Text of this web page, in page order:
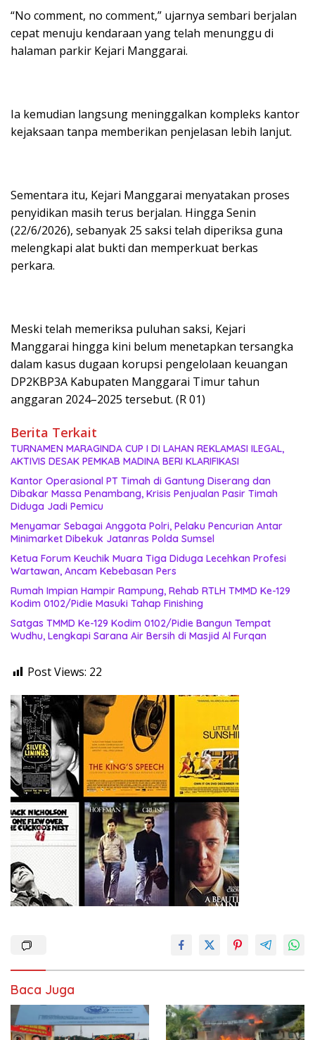
“No comment, no comment,” ujarnya sembari berjalan
cepat menuju kendaraan yang telah menunggu di
halaman parkir Kejari Manggarai.
Ia kemudian langsung meninggalkan kompleks kantor
kejaksaan tanpa memberikan penjelasan lebih lanjut.
Sementara itu, Kejari Manggarai menyatakan proses
penyidikan masih terus berjalan. Hingga Senin
(22/6/2026), sebanyak 25 saksi telah diperiksa guna
melengkapi alat bukti dan memperkuat berkas
perkara.
Meski telah memeriksa puluhan saksi, Kejari
Manggarai hingga kini belum menetapkan tersangka
dalam kasus dugaan korupsi pengelolaan keuangan
DP2KBP3A Kabupaten Manggarai Timur tahun
anggaran 2024–2025 tersebut. (R 01)
Berita Terkait
TURNAMEN MARAGINDA CUP I DI LAHAN REKLAMASI ILEGAL,
AKTIVIS DESAK PEMKAB MADINA BERI KLARIFIKASI
Kantor Operasional PT Timah di Gantung Diserang dan
Dibakar Massa Penambang, Krisis Penjualan Pasir Timah
Diduga Jadi Pemicu
Menyamar Sebagai Anggota Polri, Pelaku Pencurian Antar
Minimarket Dibekuk Jatanras Polda Sumsel
Ketua Forum Keuchik Muara Tiga Diduga Lecehkan Profesi
Wartawan, Ancam Kebebasan Pers
Rumah Impian Hampir Rampung, Rehab RTLH TMMD Ke-129
Kodim 0102/Pidie Masuki Tahap Finishing
Satgas TMMD Ke-129 Kodim 0102/Pidie Bangun Tempat
Wudhu, Lengkapi Sarana Air Bersih di Masjid Al Furqan
Post Views: 22
Baca Juga